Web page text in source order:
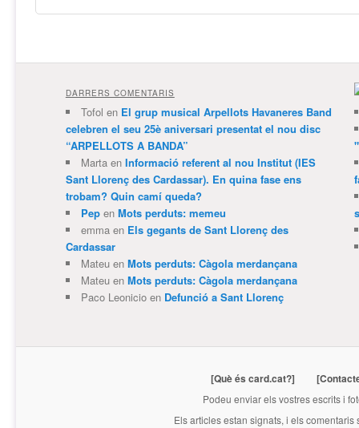
DARRERS COMENTARIS
Tofol en El grup musical Arpellots Havaneres Band
celebren el seu 25è aniversari presentat el nou disc
“ARPELLOTS A BANDA”
Martaen Informació referent al nou Institut (IES
Sant Llorenç des Cardassar). En quina fase ens
trobam? Quin camí queda?
Pepen Mots perduts: memeu
emmaen Els gegants de Sant Llorenç des
Cardassar
Mateuen Mots perduts: Càgola merdançana
Mateuen Mots perduts: Càgola merdançana
Paco Leonicioen Defunció a Sant Llorenç
[Què és card.cat?]
Podeu enviar els vostres escrits i
Els articles estan signats, i els